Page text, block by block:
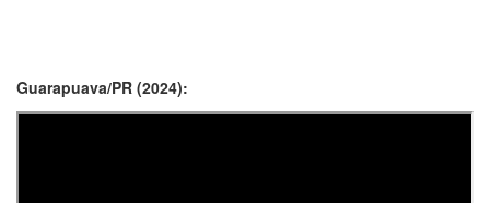
Guarapuava/PR (2024):